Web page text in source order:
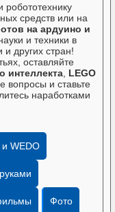
средств или на
на ардуино и
и техники в
других стран!
оставляйте
интеллекта, LEGO
вопросы и ставьте
наработками
WEDO
Фото